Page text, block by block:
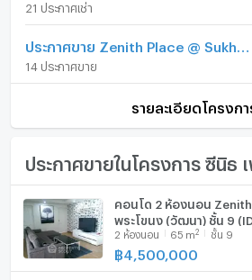
• Walk-in Closet แยกเป็นสัดส่วน
• แปลนห้องกว้าง อยู่สบาย ใช้งานได้จริง
• ราคาต่อ ตร.ม. คุ้มค่าในย่านเอกมัย
Nearby Locations (โดยประมาณ)
• BTS พระโขนง – 0.5 กม. | เดิน 6–7
• สถานีขนส่งเอกมัย – 0.8 กม. | เดิน
• ทองหล่อ – 1.5 กม. | ขับรถ 5 นาที
• โรงพยาบาลสมิติเวช สุขุมวิท – 2.2 ก
• Asoke CBD – 4.5 กม. | ขับรถ 15 นาที
📩 ติดต่อเราวันนี้เพื่อนัดชมส่วนตัว คอ
จำนวนห้องน้ำ
เครื่องทำน้ำร้อน/น้ำอุ่น
ประตูห้องระบบ digital lock
ตู้เย็น
เครื่องดูดควัน
21 ประกาศเช่า
14 ประกาศขาย
รายละเอียดโครงกา
คอนโด 2 ห้องนอน Zenith
พระโขนง (วัฒนา) ชั้น 9
2 ห้องนอน 65 m2 ชั้น 9
฿ 4,500,000